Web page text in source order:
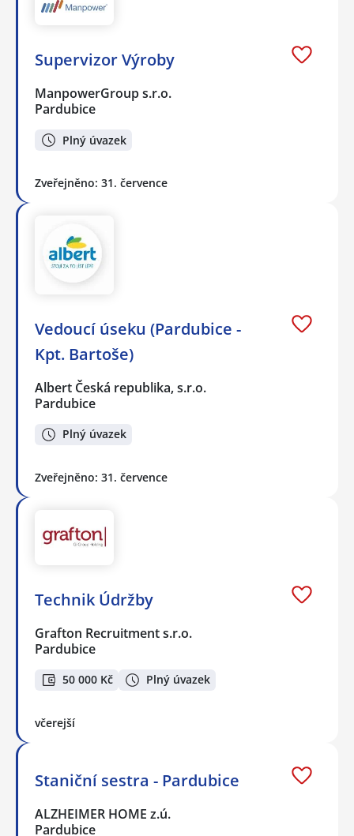
Supervizor Výroby
ManpowerGroup s.r.o.
Pardubice
Plný úvazek
Zveřejněno: 31. července
Vedoucí úseku (Pardubice -
Kpt. Bartoše)
Albert Česká republika, s.r.o.
Pardubice
Plný úvazek
Zveřejněno: 31. července
Technik Údržby
Grafton Recruitment s.r.o.
Pardubice
50 000 Kč Plný úvazek
včerejší
Staniční sestra - Pardubice
ALZHEIMER HOME z.ú.
Pardubice